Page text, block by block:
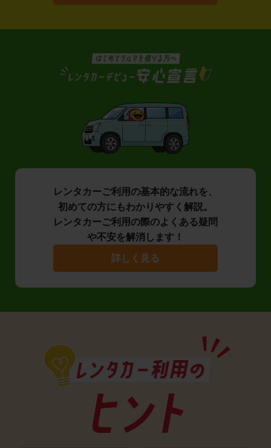
レンタカーご利用の基本的な流れを、
初めての方にもわかりやすく解説。
レンタカーご利用の際のよくある疑問
や不安を解消します！
詳しく見る